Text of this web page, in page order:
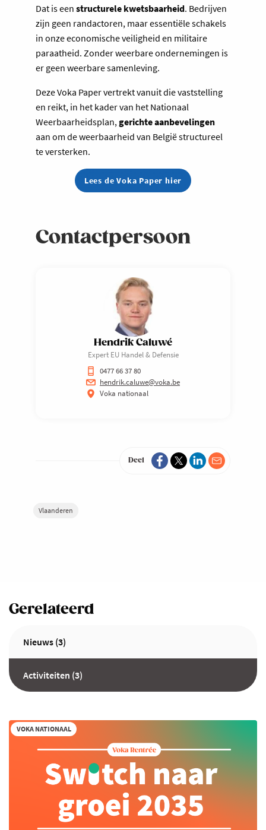
Dat is een structurele kwetsbaarheid. Bedrijven
zijn geen randactoren, maar essentiële schakels
in onze economische veiligheid en militaire
paraatheid. Zonder weerbare ondernemingen is
er geen weerbare samenleving.
Deze Voka Paper vertrekt vanuit die vaststelling
en reikt, in het kader van het Nationaal
Weerbaarheidsplan, gerichte aanbevelingen
aan om de weerbaarheid van België structureel
te versterken.
Lees de Voka Paper hier
Contactpersoon
Hendrik Caluwé
Expert EU Handel & Defensie
0477 66 37 80
hendrik.caluwe@voka.be
Voka nationaal
Deel
Vlaanderen
Gerelateerd
Nieuws (3)
Activiteiten (3)
VOKA NATIONAAL